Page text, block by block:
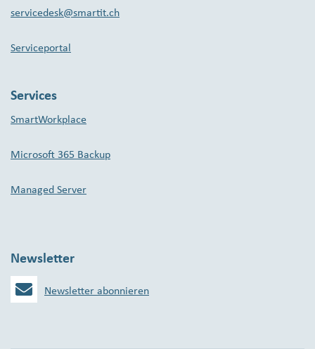
servicedesk@smartit.ch
Serviceportal
Services
SmartWorkplace
Microsoft 365 Backup
Managed Server
Newsletter
Newsletter abonnieren